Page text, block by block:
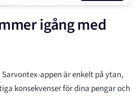
igång med
appen är enkelt på ytan,
konsekvenser för dina pengar och